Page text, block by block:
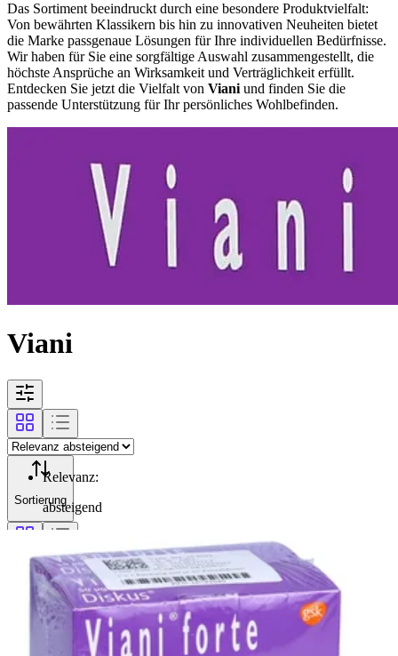
Das Sortiment beeindruckt durch eine besondere Produktvielfalt:
Von bewährten Klassikern bis hin zu innovativen Neuheiten bietet
die Marke passgenaue Lösungen für Ihre individuellen Bedürfnisse.
Wir haben für Sie eine sorgfältige Auswahl zusammengestellt, die
höchste Ansprüche an Wirksamkeit und Verträglichkeit erfüllt.
Entdecken Sie jetzt die Vielfalt von Viani und finden Sie die
passende Unterstützung für Ihr persönliches Wohlbefinden.
Viani
Sortierung
Filterung
Relevanz:
absteigend